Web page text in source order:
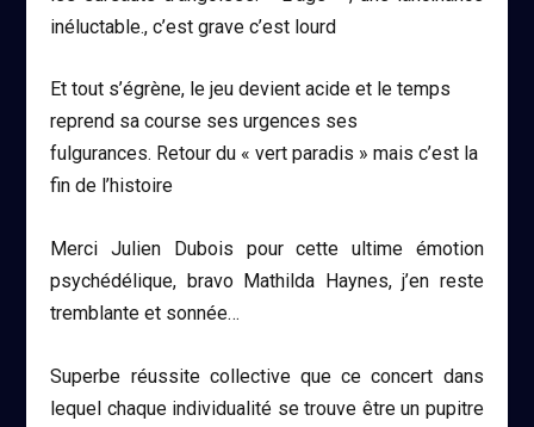
inéluctable., c’est grave c’est lourd
Et tout s’égrène, le jeu devient acide et le temps
reprend sa course ses urgences ses
fulgurances. Retour du « vert paradis » mais c’est la
fin de l’histoire
Merci Julien Dubois pour cette ultime émotion
psychédélique, bravo Mathilda Haynes, j’en reste
tremblante et sonnée…
Superbe réussite collective que ce concert dans
lequel chaque individualité se trouve être un pupitre